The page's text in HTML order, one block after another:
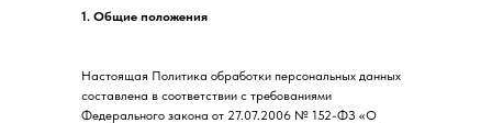
1. Общие положения
Настоящая Политика обработки персональных данных
составлена в соответствии с требованиями
Федерального закона от 27.07.2006 № 152-ФЗ «О